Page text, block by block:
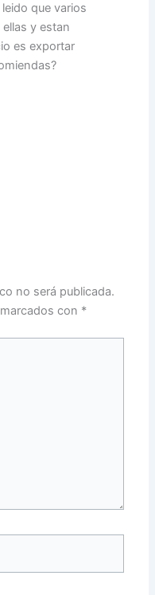
que varios
y estan
es exportar
no será publicada.
con *